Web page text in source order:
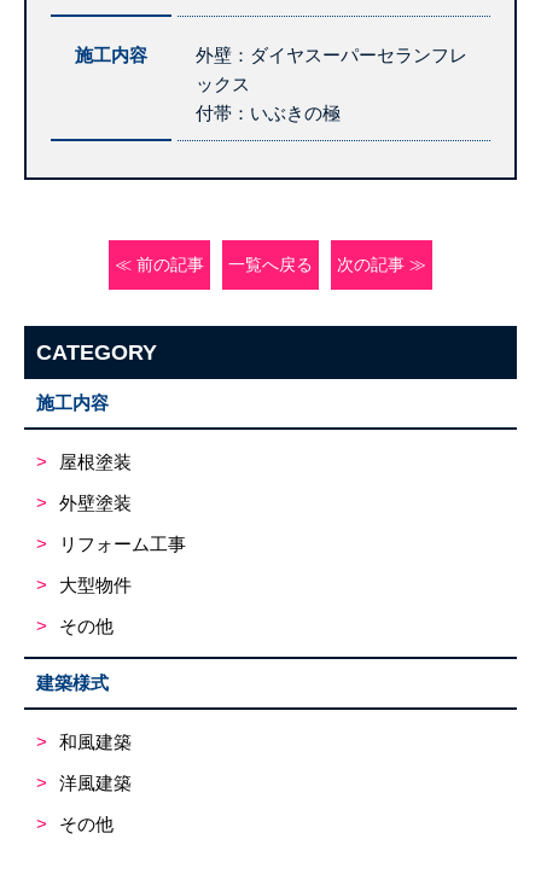
施工内容
外壁：ダイヤスーパーセランフレ
ックス
付帯：いぶきの極
≪ 前の記事 一覧へ戻る 次の記事 ≫
CATEGORY
施工内容
屋根塗装
外壁塗装
リフォーム工事
大型物件
その他
建築様式
和風建築
洋風建築
その他